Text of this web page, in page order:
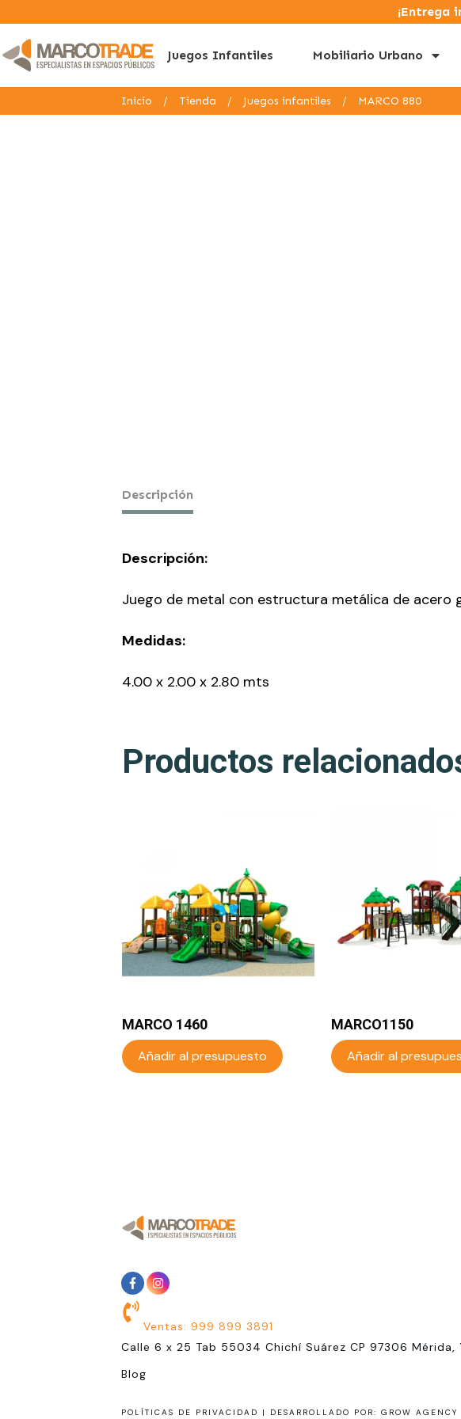
¡Entrega
Juegos Infantiles Mobiliario Urbano
Inicio / Tienda / Juegos infantiles / MARCO 880
Descripción
Descripción:
Juego de metal con estructura metálica de
Medidas:
4.00 x 2.00 x 2.80 mts
Productos
MARCO 1460
Añadir al presupuesto
MARCO1150
Añadir al
Ventas: 999 899 3891
Calle 6 x 25 Tab 55034 Chichí Suárez CP 97306 Mérida,
Blog
POLÍTICAS DE PRIVACIDAD | DESARROLLADO POR: GROW AGENCY